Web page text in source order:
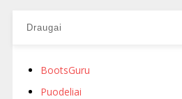
Draugai
BootsGuru
Puodeliai